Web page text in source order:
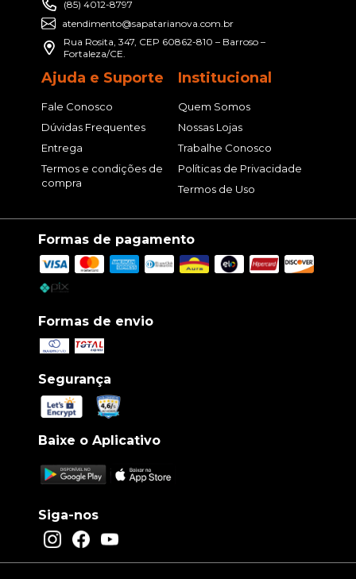
(85) 4012-8797
atendimento@sapatarianova.com.br
Rua Rosita, 347, CEP 60862-810 – Barroso –
Fortaleza/CE.
Ajuda e Suporte
Fale Conosco
Dúvidas Frequentes
Entrega
Termos e condições de
compra
Institucional
Quem Somos
Nossas Lojas
Trabalhe Conosco
Políticas de Privacidade
Termos de Uso
Formas de pagamento
Formas de envio
Segurança
Baixe o Aplicativo
Siga-nos